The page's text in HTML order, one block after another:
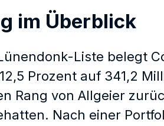
im Überblick
Liste belegt
Prozent auf 341,2
Rang von Allgeier
Nach einer